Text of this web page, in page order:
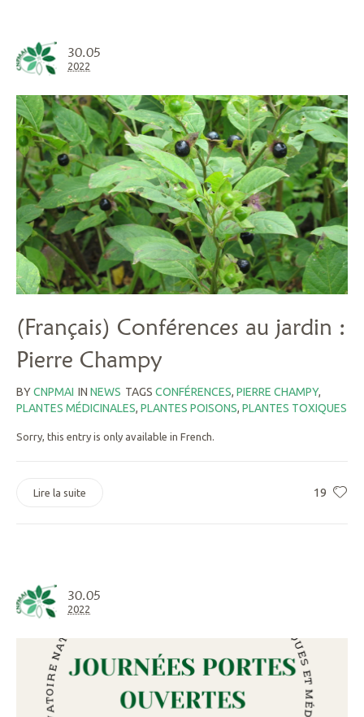
30.05
2022
(Français) Conférences au jardin :
Pierre Champy
BYCNPMAI IN NEWS TAGS CONFÉRENCES, PIERRE CHAMPY,
PLANTES MÉDICINALES, PLANTES POISONS, PLANTES TOXIQUES
Sorry, this entry is only available in French.
19
Lire la suite
30.05
2022